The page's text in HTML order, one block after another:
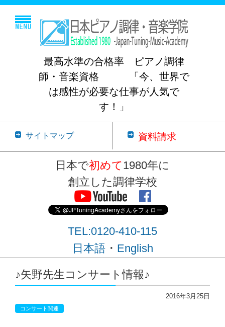
最高水準の合格率 ピアノ調律
師・音楽資格 「今、世界で
は感性が必要な仕事が人気で
す！」
サイトマップ 資料請求
日本で初めて1980年に
創立した調律学校
TEL:0120-410-115
日本語・ English
コンテンツに移動
♪矢野先生コンサート情報♪
2016年3月25日
コンサート関連